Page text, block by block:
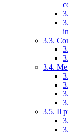
3.3.
3.4.
3.5. Il